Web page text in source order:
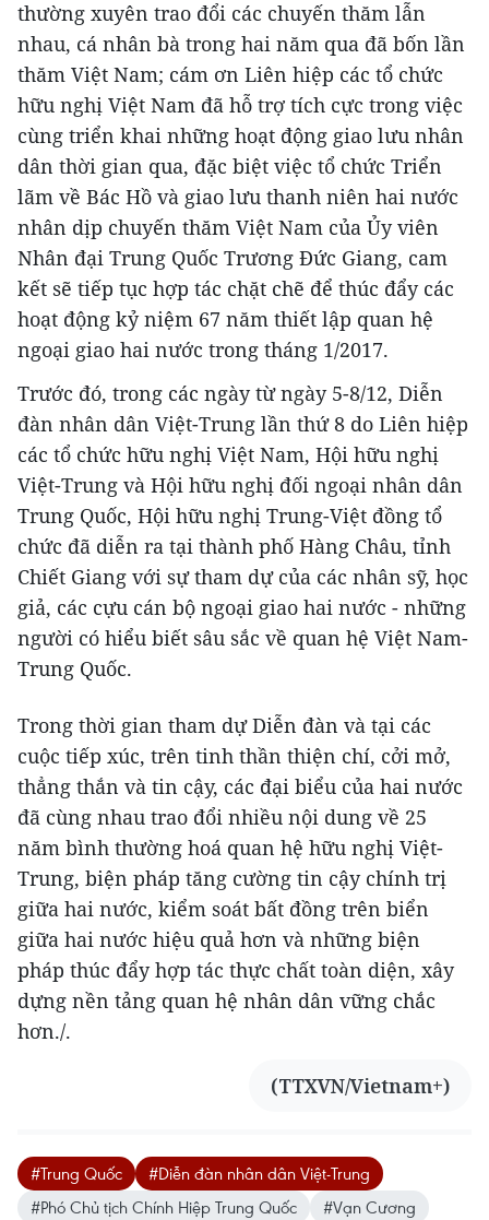
thường xuyên trao đổi các chuyến thăm lẫn
nhau, cá nhân bà trong hai năm qua đã bốn lần
thăm Việt Nam; cám ơn Liên hiệp các tổ chức
hữu nghị Việt Nam đã hỗ trợ tích cực trong việc
cùng triển khai những hoạt động giao lưu nhân
dân thời gian qua, đặc biệt việc tổ chức Triển
lãm về Bác Hồ và giao lưu thanh niên hai nước
nhân dịp chuyến thăm Việt Nam của Ủy viên
Nhân đại Trung Quốc Trương Đức Giang, cam
kết sẽ tiếp tục hợp tác chặt chẽ để thúc đẩy các
hoạt động kỷ niệm 67 năm thiết lập quan hệ
ngoại giao hai nước trong tháng 1/2017.
Trước đó, trong các ngày từ ngày 5-8/12, Diễn
đàn nhân dân Việt-Trung lần thứ 8 do Liên hiệp
các tổ chức hữu nghị Việt Nam, Hội hữu nghị
Việt-Trung và Hội hữu nghị đối ngoại nhân dân
Trung Quốc, Hội hữu nghị Trung-Việt đồng tổ
chức đã diễn ra tại thành phố Hàng Châu, tỉnh
Chiết Giang với sự tham dự của các nhân sỹ, học
giả, các cựu cán bộ ngoại giao hai nước - những
người có hiểu biết sâu sắc về quan hệ Việt Nam-
Trung Quốc.
Trong thời gian tham dự Diễn đàn và tại các
cuộc tiếp xúc, trên tinh thần thiện chí, cởi mở,
thẳng thắn và tin cậy, các đại biểu của hai nước
đã cùng nhau trao đổi nhiều nội dung về 25
năm bình thường hoá quan hệ hữu nghị Việt-
Trung, biện pháp tăng cường tin cậy chính trị
giữa hai nước, kiểm soát bất đồng trên biển
giữa hai nước hiệu quả hơn và những biện
pháp thúc đẩy hợp tác thực chất toàn diện, xây
dựng nền tảng quan hệ nhân dân vững chắc
hơn./.
(TTXVN/Vietnam+)
#Trung Quốc
#Diễn đàn nhân dân Việt-Trung
#Phó Chủ tịch Chính Hiệp Trung Quốc
#Vạn Cương